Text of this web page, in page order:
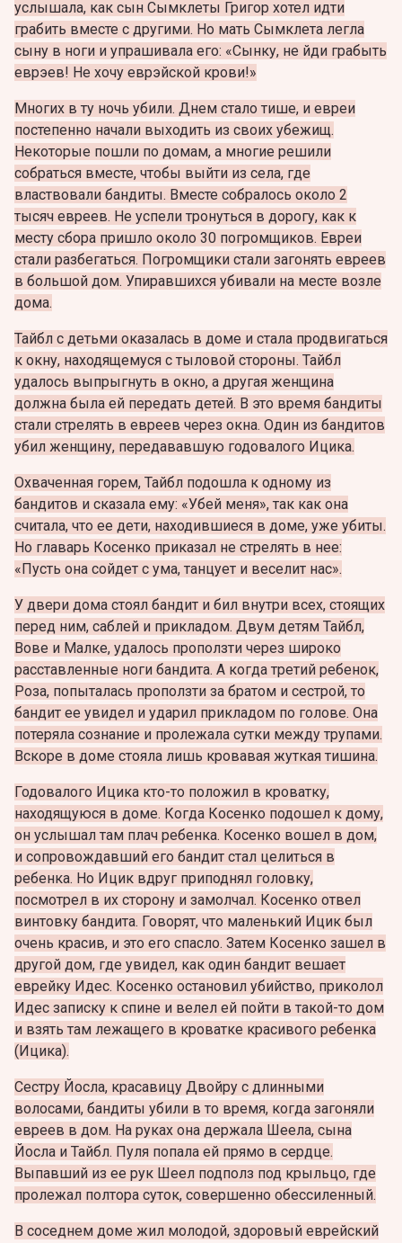
услышала, как сын Сымклеты Григор хотел идти
грабить вместе с другими. Но мать Сымклетa легла
сыну в ноги и упрашивала его: «Сынку, не йди грабыть
еврэев! Не хочу еврэйской крови!»
Многих в ту ночь убили. Днем стало тише, и евреи
постепенно начали выходить из своих убежищ.
Некоторые пошли по домам, а многие решили
собраться вместе, чтобы выйти из села, где
властвовали бандиты. Вместе собралось около 2
тысяч евреев. Не успели тронуться в дорогу, как к
месту сбора пришло около 30 погромщиков. Евреи
стали разбегаться. Погромщики стали загонять евреев
в большой дом. Упиравшихся убивали на месте возле
дома.
Тайбл с детьми оказалась в доме и стала продвигаться
к окну, находящемуся с тыловой стороны. Тайбл
удалось выпрыгнуть в окно, а другая женщина
должна была ей передать детей. В это время бандиты
стали стрелять в евреев через окна. Один из бандитов
убил женщину, передававшую годовалого Ицика.
Охваченная горем, Тайбл подошла к одному из
бандитов и сказала ему: «Убей меня», так как она
считала, что ее дети, находившиеся в доме, уже убиты.
Но главарь Косенко приказал не стрелять в нее:
«Пусть она сойдет с ума, танцует и веселит нас».
У двери дома стоял бандит и бил внутри всех, стоящих
перед ним, саблей и прикладом. Двум детям Тайбл,
Вове и Малке, удалось проползти через широко
расставленные ноги бандита. А когда третий ребенок,
Роза, попыталась проползти за братом и сестрой, то
бандит ее увидел и ударил прикладом по голове. Она
потеряла сознание и пролежала сутки между трупами.
Вскоре в доме стояла лишь кровавая жуткая тишина.
Годовалого Ицика кто-то положил в кроватку,
находящуюся в доме. Когда Косенко подошел к дому,
он услышал там плач ребенка. Косенко вошел в дом,
и сопровождавший его бандит стал целиться в
ребенка. Но Ицик вдруг приподнял головку,
посмотрел в их сторону и замолчал. Косенко отвел
винтовку бандита. Говорят, что маленький Ицик был
очень красив, и это его спасло. Затем Косенко зашел в
другой дом, где увидел, как один бандит вешает
еврейку Идес. Косенко остановил убийство, приколол
Идес записку к спине и велел ей пойти в такой-то дом
и взять там лежащего в кроватке красивого ребенка
(Ицика).
Сестру Йосла, красавицу Двойру с длинными
волосами, бандиты убили в то время, когда загоняли
евреев в дом. На руках она держала Шеела, сына
Йосла и Тайбл. Пуля попала ей прямо в сердце.
Выпавший из ее рук Шеел подполз под крыльцо, где
пролежал полтора суток, совершенно обессиленный.
В соседнем доме жил молодой, здоровый еврейский